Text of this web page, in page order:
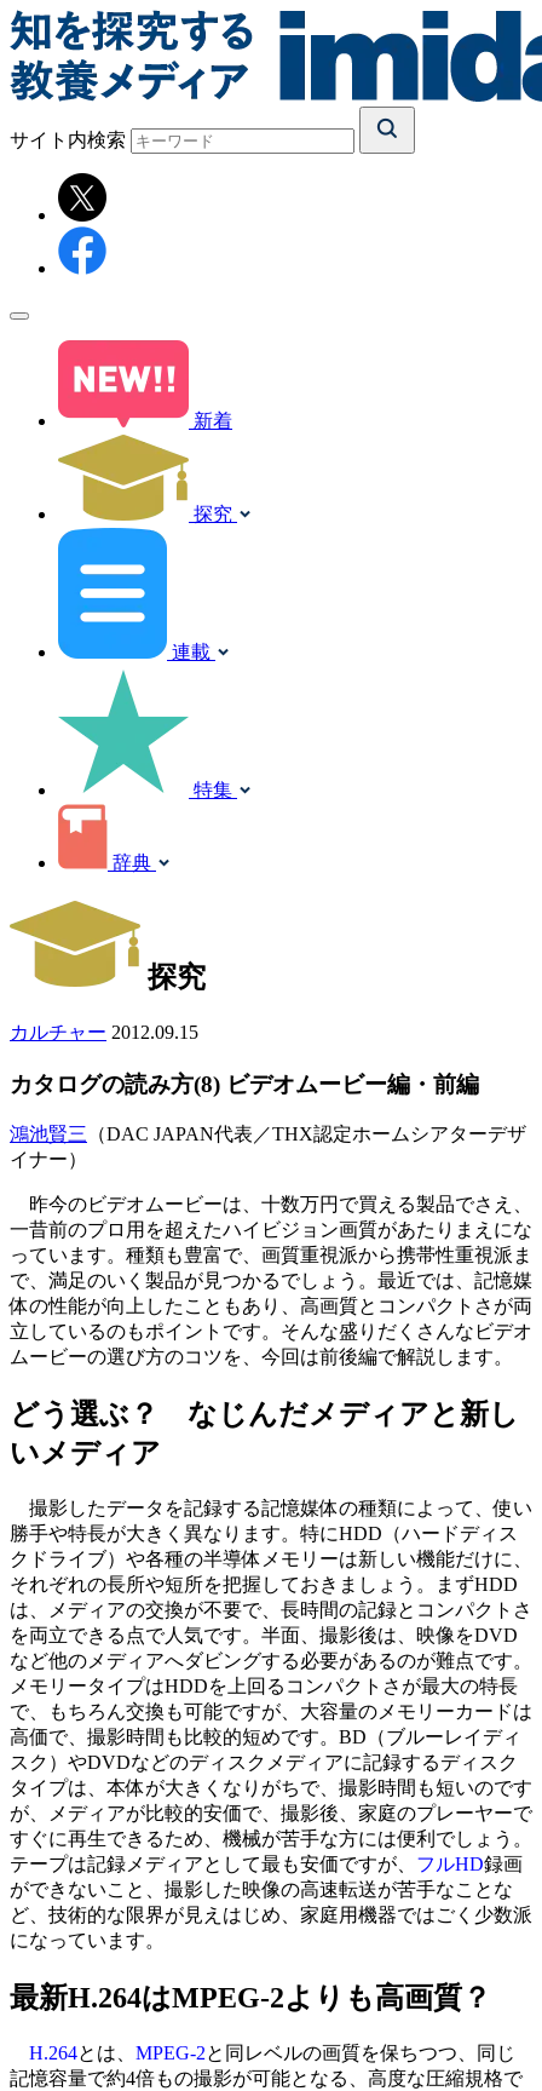
サイト内検索
新着
探究
連載
特集
辞典
探究
カルチャー 2012.09.15
カタログの読み方(8) ビデオムービー編・前編
鴻池賢三 （DAC JAPAN代表／THX認定ホームシアターデザ
イナー）
昨今のビデオムービーは、十数万円で買える製品でさえ、
一昔前のプロ用を超えたハイビジョン画質があたりまえにな
っています。種類も豊富で、画質重視派から携帯性重視派ま
で、満足のいく製品が見つかるでしょう。最近では、記憶媒
体の性能が向上したこともあり、高画質とコンパクトさが両
立しているのもポイントです。そんな盛りだくさんなビデオ
ムービーの選び方のコツを、今回は前後編で解説します。
どう選ぶ？ なじんだメディアと新し
いメディア
撮影したデータを記録する記憶媒体の種類によって、使い
勝手や特長が大きく異なります。特にHDD（ハードディス
クドライブ）や各種の半導体メモリーは新しい機能だけに、
それぞれの長所や短所を把握しておきましょう。まずHDD
は、メディアの交換が不要で、長時間の記録とコンパクトさ
を両立できる点で人気です。半面、撮影後は、映像をDVD
など他のメディアへダビングする必要があるのが難点です。
メモリータイプはHDDを上回るコンパクトさが最大の特長
で、もちろん交換も可能ですが、大容量のメモリーカードは
高価で、撮影時間も比較的短めです。BD（ブルーレイディ
スク）やDVDなどのディスクメディアに記録するディスク
タイプは、本体が大きくなりがちで、撮影時間も短いのです
が、メディアが比較的安価で、撮影後、家庭のプレーヤーで
すぐに再生できるため、機械が苦手な方には便利でしょう。
テープは記録メディアとして最も安価ですが、 フルHD録画
ができないこと、撮影した映像の高速転送が苦手なことな
ど、技術的な限界が見えはじめ、家庭用機器ではごく少数派
になっています。
最新H.264はMPEG-2よりも高画質？
H.264とは、 MPEG-2と同レベルの画質を保ちつつ、同じ
記憶容量で約4倍もの撮影が可能となる、高度な圧縮規格で